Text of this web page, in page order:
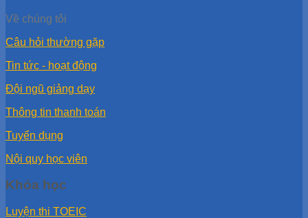
Về chúng tôi
Câu hỏi thường gặp
Tin tức - hoạt động
Đội ngũ giảng dạy
Thông tin thanh toán
Tuyển dụng
Nội quy học viên
Khóa học
Luyện thi TOEIC